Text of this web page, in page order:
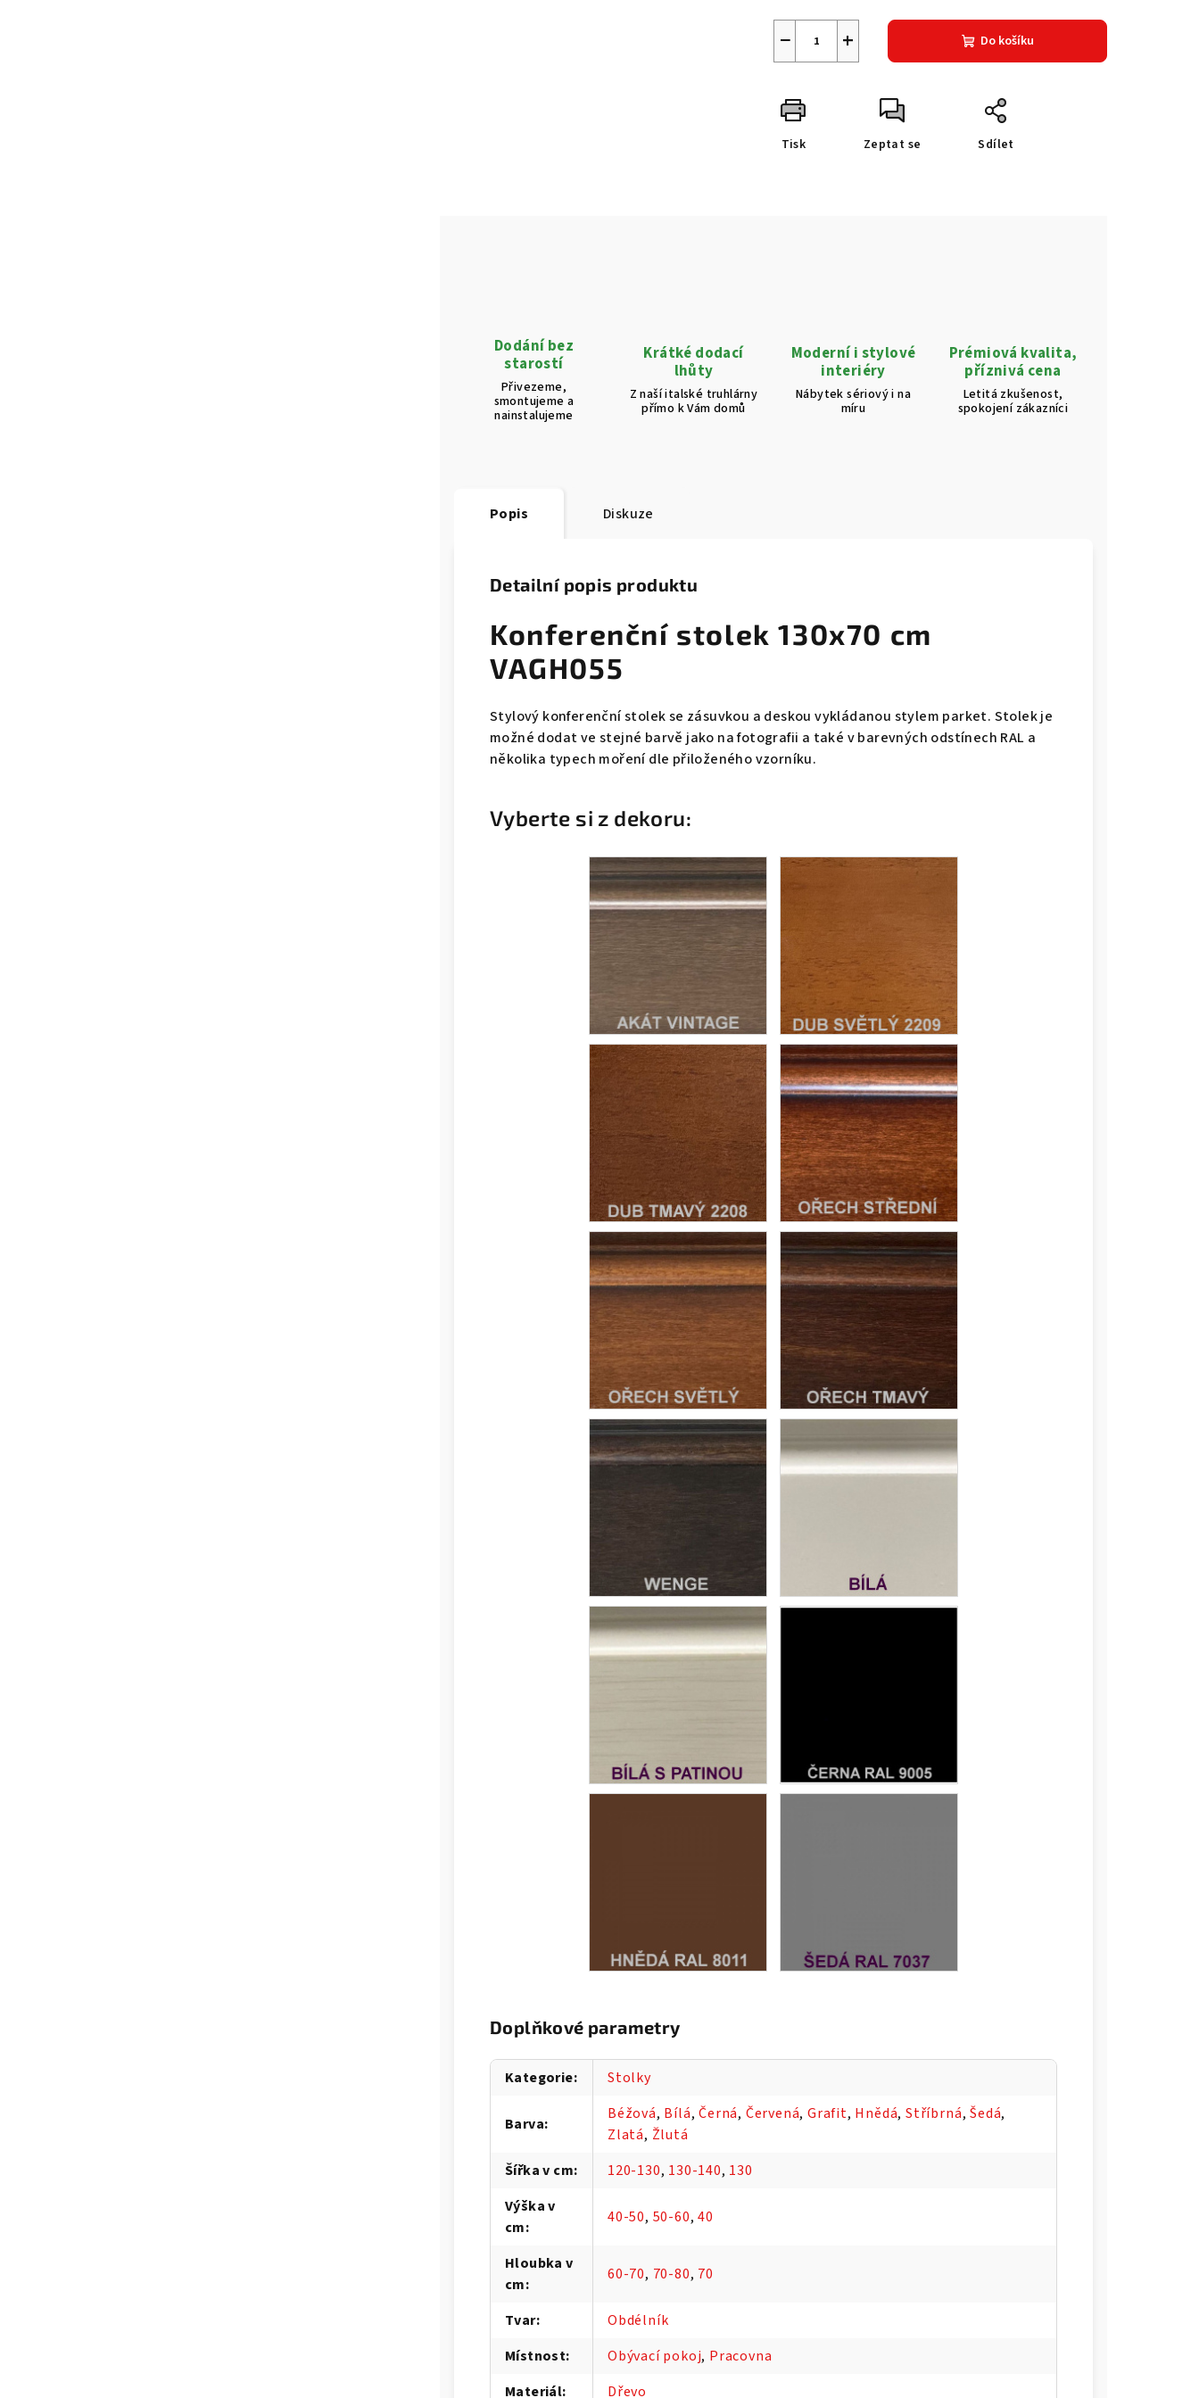
+
− Do košíku
Tisk Zeptat se Sdílet
Dodání bez
starostí
Přivezeme,
smontujeme a
nainstalujeme
Krátké dodací
lhůty
Z naší italské truhlárny
přímo k Vám domů
Moderní i stylové
interiéry
Nábytek sériový i na
míru
Prémiová kvalita,
příznivá cena
Letitá zkušenost,
spokojení zákazníci
Popis Diskuze
Detailní popis produktu
Konferenční stolek 130x70 cm
VAGH055
Stylový konferenční stolek se zásuvkou a deskou vykládanou stylem parket. Stolek je
možné dodat ve stejné barvě jako na fotografii a také v barevných odstínech RAL a
několika typech moření dle přiloženého vzorníku.
Vyberte si z dekoru:
Doplňkové parametry
Kategorie: Stolky
Barva:
Béžová, Bílá,Černá, Červená,Grafit, Hnědá,Stříbrná,Šedá,
Zlatá, Žlutá
Šířka v cm: 120-130, 130-140, 130
Výška v
cm:
40-50, 50-60,40
Hloubka v
cm:
60-70, 70-80, 70
Tvar:
Obdélník
Místnost: Obývací pokoj, Pracovna
Materiál: Dřevo